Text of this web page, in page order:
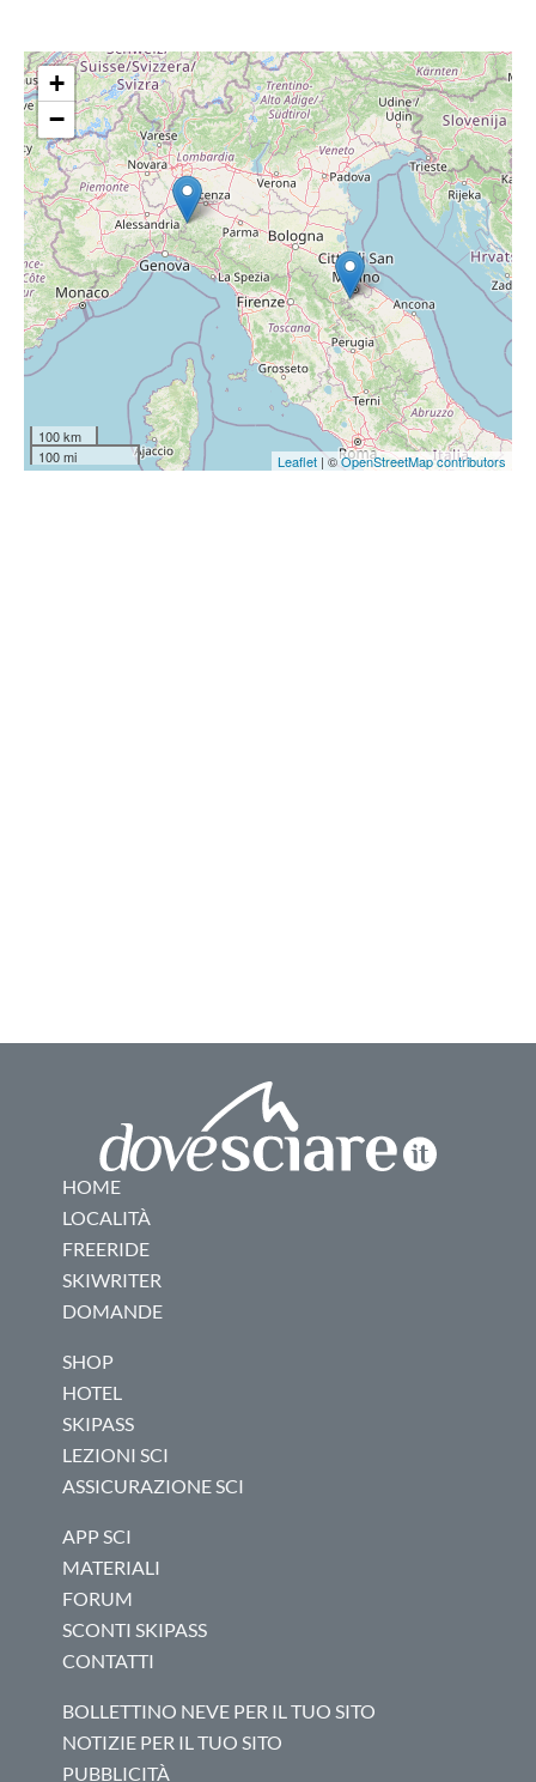
+
−
100 km
100 mi
Leaflet | ©OpenStreetMap contributors
HOME
LOCALITÀ
FREERIDE
SKIWRITER
DOMANDE
SHOP
HOTEL
SKIPASS
LEZIONI SCI
ASSICURAZIONE SCI
APP SCI
MATERIALI
FORUM
SCONTI SKIPASS
CONTATTI
BOLLETTINO NEVE PER IL TUO SITO
NOTIZIE PER IL TUO SITO
PUBBLICITÀ